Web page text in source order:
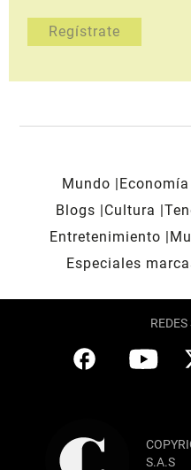
Mundo Economía
Blogs
Cultura
Entretenimiento
Especiales
S.A.S